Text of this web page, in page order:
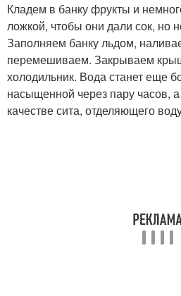
Кладем в банку фрукты и
ложкой, чтобы они дали сок, но
Заполняем банку льдом,
перемешиваем. Закрываем
холодильник. Вода станет еще
насыщенной через пару часов,
качестве сита, отделяющего